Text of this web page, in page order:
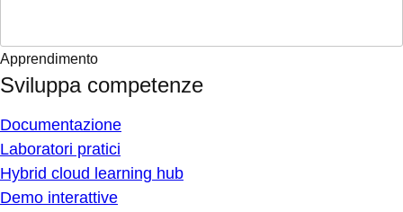
Apprendimento
Sviluppa competenze
Documentazione
Laboratori pratici
Hybrid cloud learning hub
Demo interattive